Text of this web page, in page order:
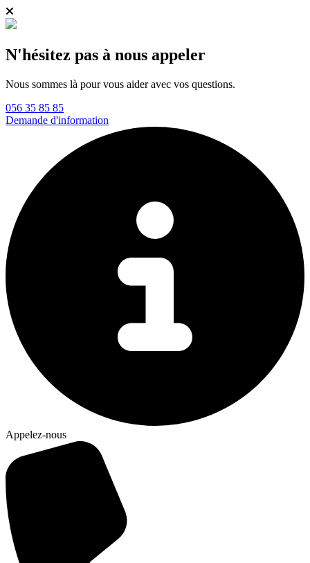
N'hésitez pas à nous appeler
Nous sommes là pour vous aider avec vos questions.
056 35 85 85
Demande d'information
Appelez-nous